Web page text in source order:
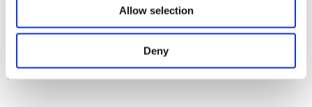
Allow selection
Deny
vorgegebene Substanz so weit wie möglich beibehalten werden.
erfolgen, da bauphysikalische Randbedingungen beachtet werden
müssen. Vertiefende fachliche Informationen rund um die
Interessierte in den WTA-Merkblätttern unter www.wta.de/de.